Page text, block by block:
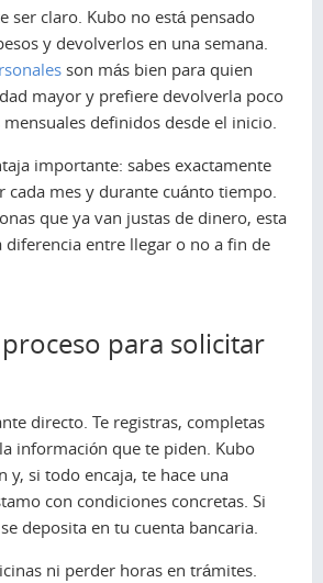
ser claro. Kubo no está pensado
y devolverlos en una semana.
son más bien para quien
mayor y prefiere devolverla poco
definidos desde el inicio.
importante: sabes exactamente
cada mes y durante cuánto tiempo.
que ya van justas de dinero, esta
diferencia entre llegar o no a fin de
para solicitar
directo. Te registras, completas
información que te piden. Kubo
y, si todo encaja, te hace una
con condiciones concretas. Si
deposita en tu cuenta bancaria.
ni perder horas en trámites.